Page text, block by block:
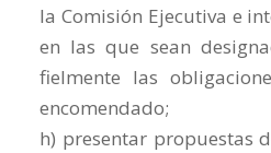
la Comisión Ejecutiva e
en las que sean
fielmente las
encomendado;
h) presentar propuestas